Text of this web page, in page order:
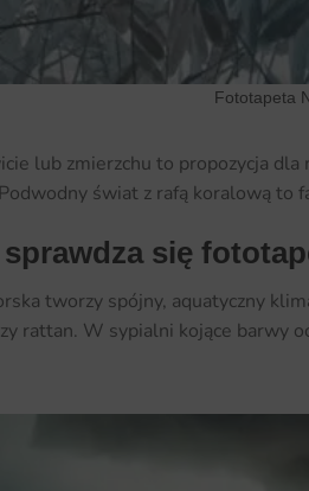
Fototapeta
lub zmierzchu to propozycja
świat z rafą koralową to
się
tworzy spójny, aquatyczny
rattan. W sypialni kojące barwy